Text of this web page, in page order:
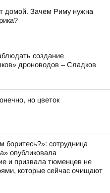
домой. Зачем Риму нужна
создание
дроноводов – Сладков
но цветок
боритесь?»: сотрудница
опубликовала
и призвала тюменцев не
которые сейчас очищают